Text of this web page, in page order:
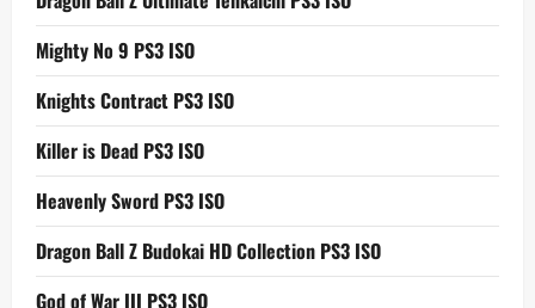
Mighty No 9 PS3 ISO
Knights Contract PS3 ISO
Killer is Dead PS3 ISO
Heavenly Sword PS3 ISO
Dragon Ball Z Budokai HD Collection PS3 ISO
God of War III PS3 ISO